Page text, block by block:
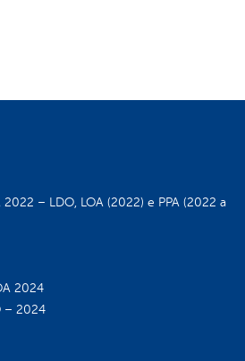
2022 – LDO, LOA (2022) e PPA (2022 a
2024
– 2024